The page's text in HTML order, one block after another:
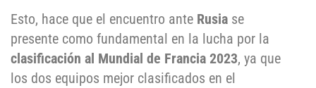
Esto, hace que el encuentro ante Rusia se
presente como fundamental en la lucha por la
clasificación al Mundial de Francia 2023, ya que
los dos equipos mejor clasificados en el